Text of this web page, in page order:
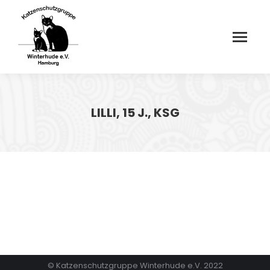
LILLI, 15 J., KSG
© Katzenschutzgruppe Winterhude e.V. 2022